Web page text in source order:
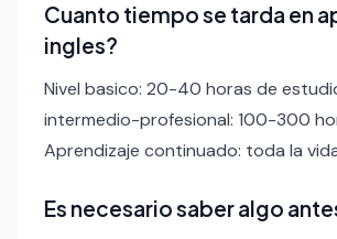
Cuanto tiempo se tarda en
ingles?
Nivel basico: 20-40 horas de
intermedio-profesional: 100-300
Aprendizaje continuado: toda la
Es necesario saber algo